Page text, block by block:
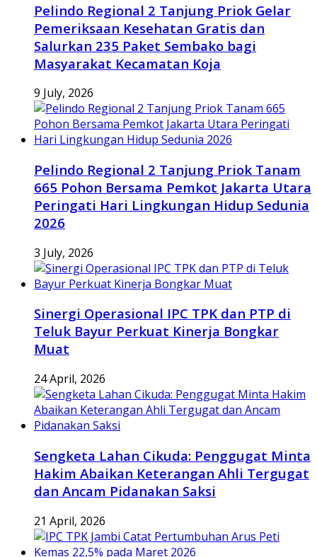
Pelindo Regional 2 Tanjung Priok Gelar
Pemeriksaan Kesehatan Gratis dan
Salurkan 235 Paket Sembako bagi
Masyarakat Kecamatan Koja
9 July, 2026
Pelindo Regional 2 Tanjung Priok Tanam
665 Pohon Bersama Pemkot Jakarta Utara
Peringati Hari Lingkungan Hidup Sedunia
2026
3 July, 2026
Sinergi Operasional IPC TPK dan PTP di
Teluk Bayur Perkuat Kinerja Bongkar
Muat
24 April, 2026
Sengketa Lahan Cikuda: Penggugat Minta
Hakim Abaikan Keterangan Ahli Tergugat
dan Ancam Pidanakan Saksi
21 April, 2026